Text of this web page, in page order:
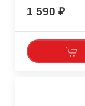
1 590